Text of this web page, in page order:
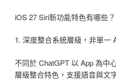
iOS 27 Siri新功能特色有哪些？
1. 深度整合系統層級，非單一
不同於 ChatGPT 以 App 為中
層級整合特色，支援語音與文